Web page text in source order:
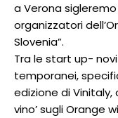
a Verona
organizzatori
Slovenia”.
Tra le start up-
temporanei,
edizione di Vinitaly,
vino’ sugli Orange